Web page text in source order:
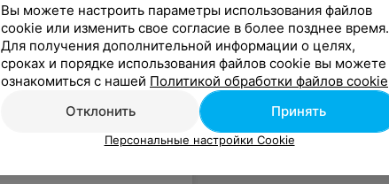
Вы можете настроить параметры использования файлов
cookie или изменить свое согласие в более позднее время.
Для получения дополнительной информации о целях,
сроках и порядке использования файлов cookie вы можете
ознакомиться с нашей Политикой обработки файлов cookie
Отклонить
Принять
Персональные настройки Cookie